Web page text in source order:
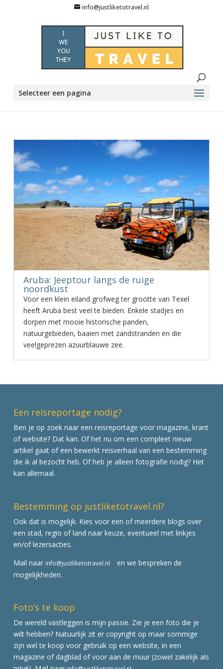
info@justliketotravel.nl
Selecteer een pagina
Aruba: Jeeptour langs de ruige
noordkust
Voor een klein eiland grofweg ter grootte van Texel
heeft Aruba best veel te bieden. Enkele stadjes en
dorpen met mooie historische panden,
natuurgebieden, baaien met zandstranden en die
veelgeprezen azuurblauwe zee.
Een reisreportage nodig?
Ben je op zoek naar een reisreportage voor magazine, krant
of website? Dat kan. Of het nu om een compleet nieuw
artikel gaat of een bewerkt reisverhaal van een bestemming
die ik al bezocht heb. Of heb je alleen fotografie nodig? Het
kan allemaal.
Bestemming op justliketotravel.nl?
Ook dat is mogelijk. Kies voor een of meerdere blogs over
een stad, regio of land naar keuze, eventueel met linkjes
en/of lezersacties.
Mail naar info@justliketotravel.nl
en we bespreken de
mogelijkheden.
Foto’s te koop
De wereld vastleggen is mijn passie. Zie je een foto die je
wilt hebben? Natuurlijk zit er copyright op maar sommige
zijn wel te koop voor gebruik op een website, in een
magazine of dagblad of voor aan de muur (zowel zakelijk als